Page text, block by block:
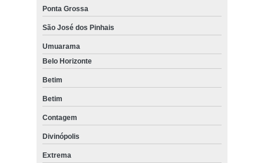
Ponta Grossa
São José dos Pinhais
Umuarama
Belo Horizonte
Betim
Betim
Contagem
Divinópolis
Extrema